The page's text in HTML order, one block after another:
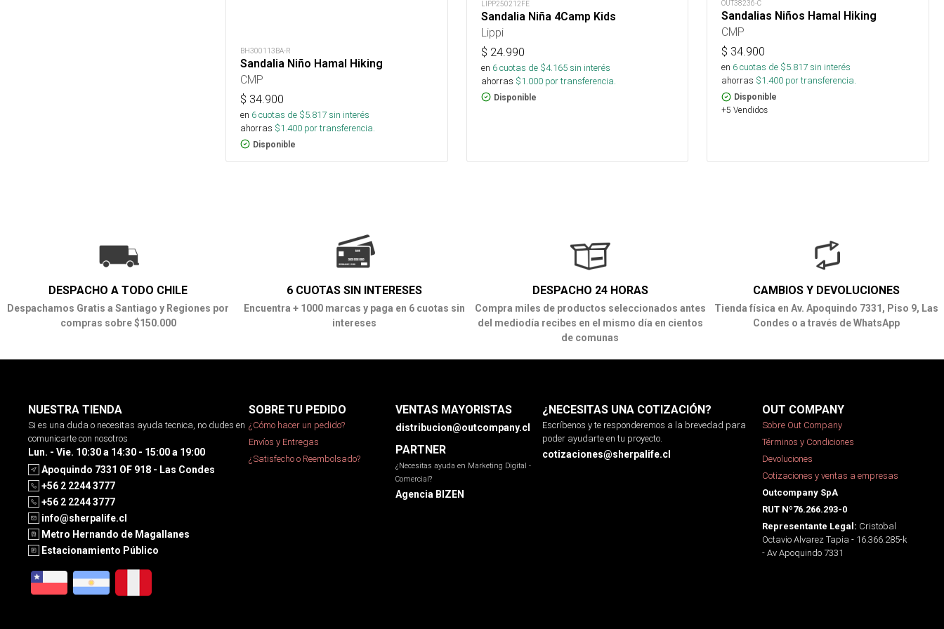
BH300113BA-R
Sandalia Niño Hamal Hiking
CMP
$ 34.900
en 6cuotas de $5.817sin interés
ahorras $1.400 por transferencia.
Disponible
LIPP250212FE
Sandalia Niña 4Camp Kids
Lippi
$ 24.990
en 6cuotas de $4.165sin interés
ahorras $1.000por transferencia.
Disponible
OUT38236-C
Sandalias Niños Hamal Hiking
CMP
$ 34.900
en 6cuotas de $5.817sin interés
ahorras $1.400 por transferencia.
Disponible
+5 Vendidos
DESPACHO A TODO CHILE
Despachamos Gratis a Santiago y Regiones por
compras sobre $150.000
6 CUOTAS SIN INTERESES
Encuentra + 1000 marcas y paga en 6 cuotas sin
intereses
DESPACHO 24 HORAS
Compra miles de productos seleccionados antes
del mediodía recibes en el mismo día en cientos
de comunas
CAMBIOS Y DEVOLUCIONES
Tienda física en Av. Apoquindo 7331, Piso 9, Las
Condes o a través de WhatsApp
NUESTRA TIENDA
Si es una duda o necesitas ayuda tecnica, no dudes en
comunicarte con nosotros
Lun. - Vie. 10:30 a 14:30 - 15:00 a 19:00
Apoquindo 7331 OF 918 - Las Condes
+56 2 2244 3777
+56 2 2244 3777
info@sherpalife.cl
Metro Hernando de Magallanes
Estacionamiento Público
SOBRE TU PEDIDO
¿Cómo hacer un pedido?
Envíos y Entregas
¿Satisfecho o Reembolsado?
VENTAS MAYORISTAS
distribucion@outcompany.cl
PARTNER
¿Necesitas ayuda en Marketing Digital -
Comercial?
Agencia BIZEN
¿NECESITAS UNA COTIZACIÓN?
Escríbenos y te responderemos a la brevedad para
poder ayudarte en tu proyecto.
cotizaciones@sherpalife.cl
OUT COMPANY
Sobre Out Company
Términos y Condiciones
Devoluciones
Cotizaciones y ventas a empresas
Outcompany SpA
RUT Nº76.266.293-0
Representante Legal: Cristobal
Octavio Alvarez Tapia - 16.366.285-k
- Av Apoquindo 7331